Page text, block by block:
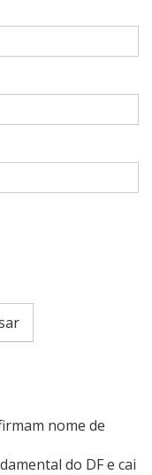
nome de
do DF e cai